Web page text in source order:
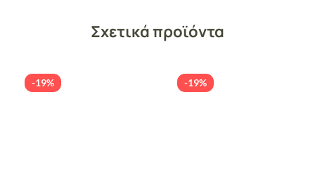
Σχετικά προϊόντα
-19% -19%